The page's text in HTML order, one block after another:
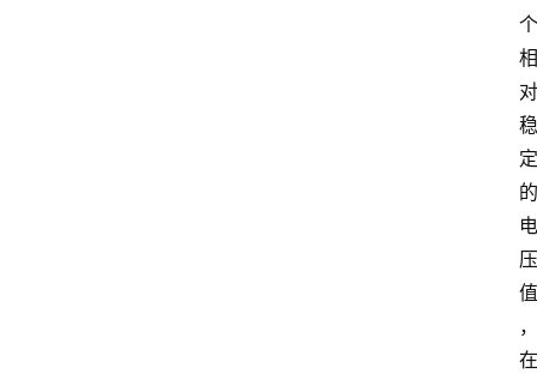
个
相
对
稳
定
的
电
压
值
，
在